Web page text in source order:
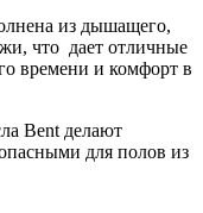
из дышащего,
что дает отличные
времени и комфорт в
Bent делают
для полов из